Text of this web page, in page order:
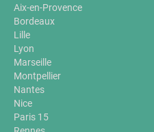
Aix-en-Provence
Bordeaux
Lille
Lyon
Marseille
Montpellier
Nantes
Nice
Paris 15